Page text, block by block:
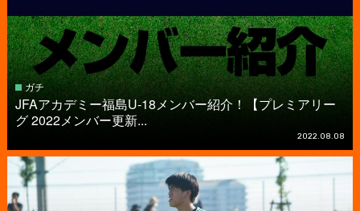
ガチ
JFAアカデミー福島U-18メンバー紹介！【プレミアリー
グ 2022メンバー更新...
2022.08.08